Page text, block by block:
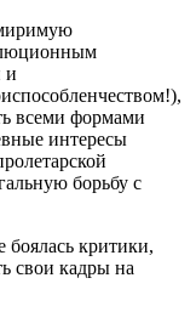
и
всеми формами
интересы
борьбу с
критики,
свои кадры на